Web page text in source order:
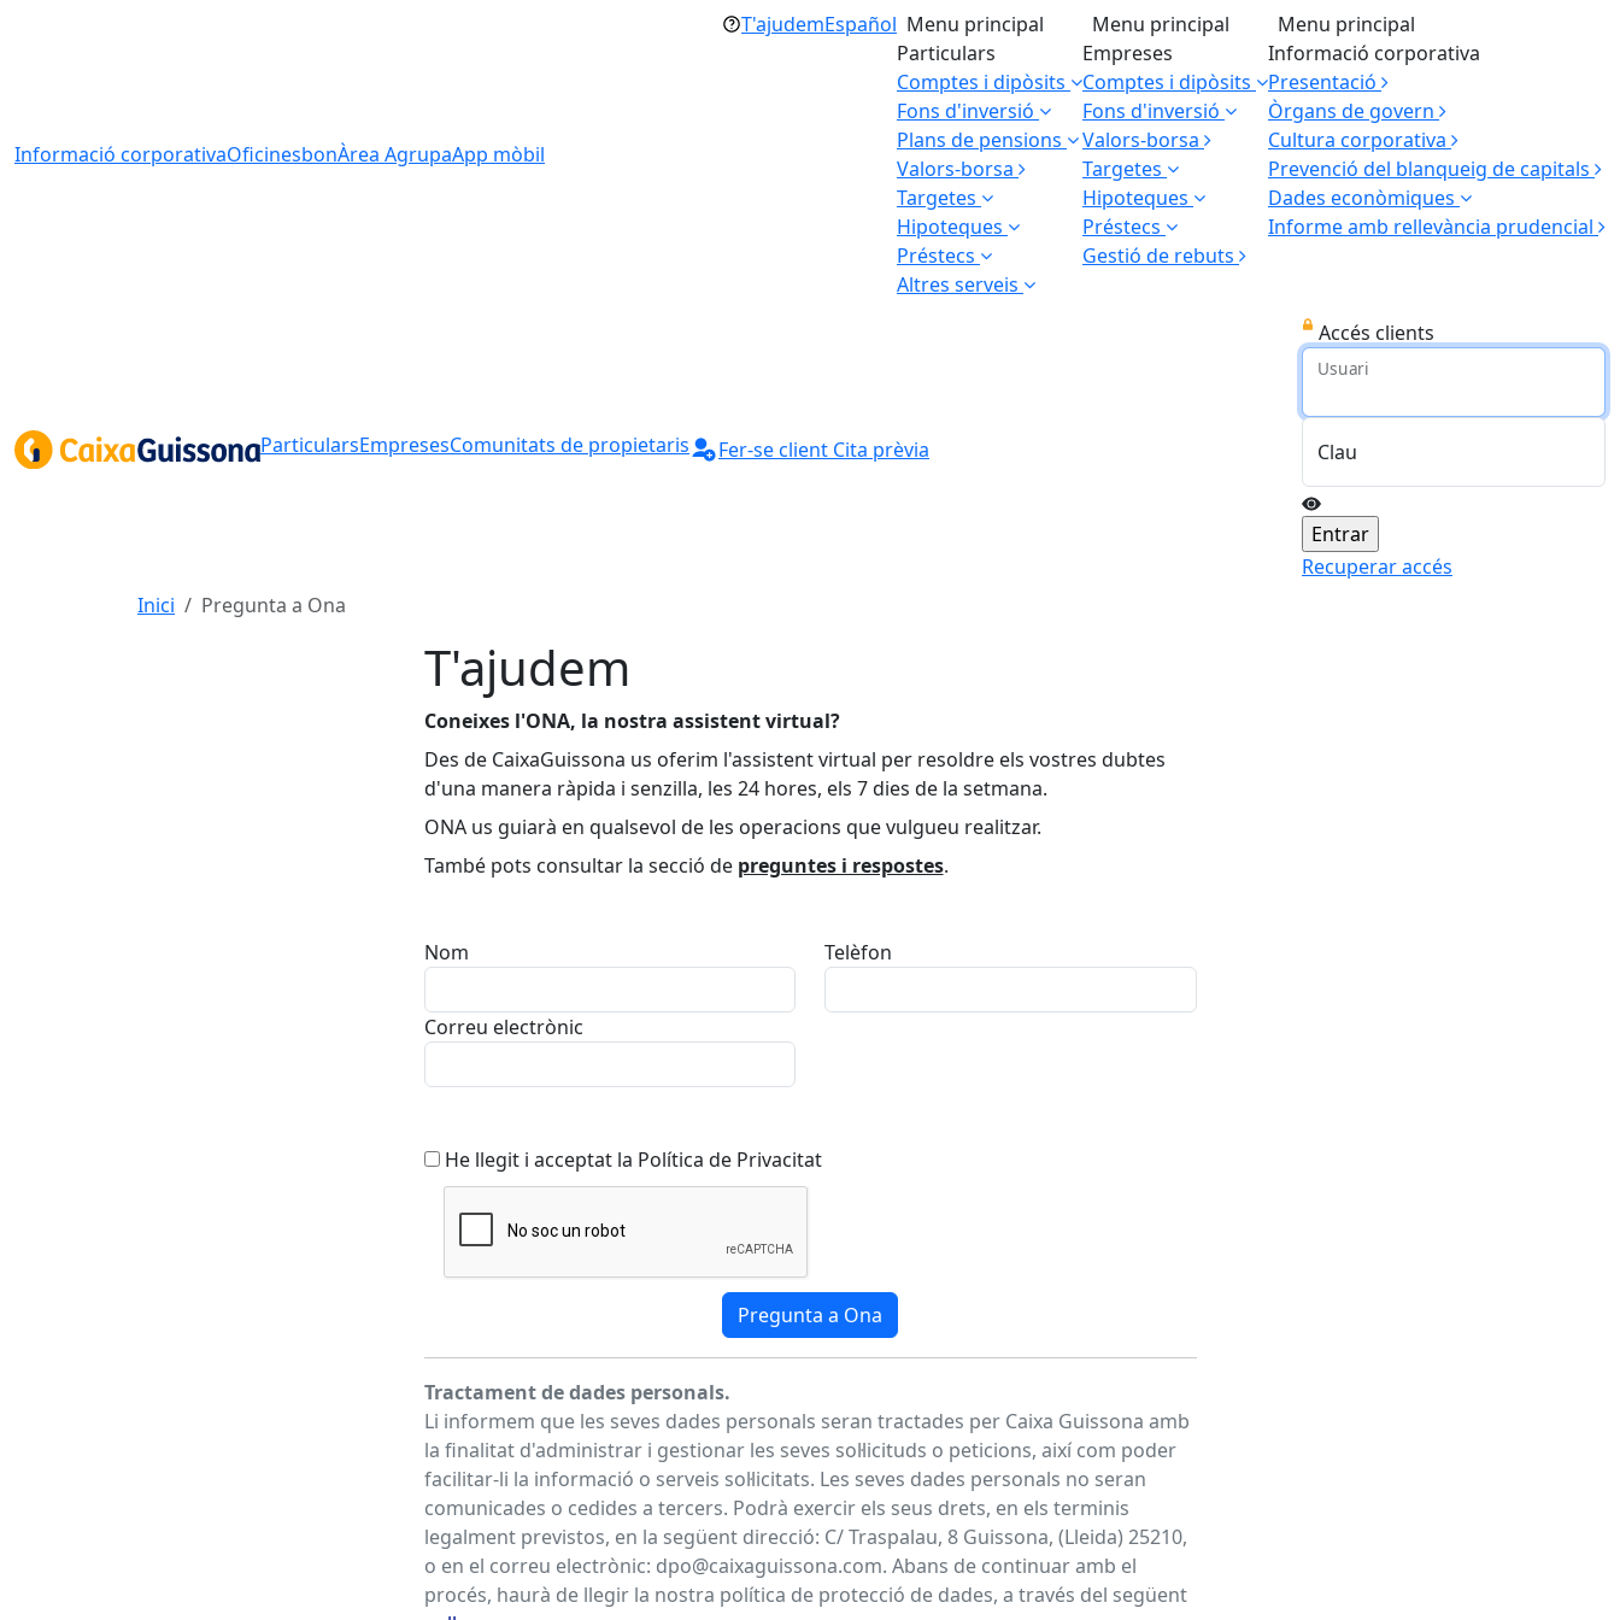
Informació corporativaOficinesbonÀrea AgrupaApp mòbil
T'ajudemEspañol Menu principal
Particulars
Comptes i dipòsits
Fons d'inversió
Plans de pensions
Valors-borsa
Targetes
Hipoteques
Préstecs
Altres serveis
Menu principal
Empreses
Comptes i dipòsits
Fons d'inversió
Valors-borsa
Targetes
Hipoteques
Préstecs
Gestió de rebuts
Menu principal
Informació corporativa
Presentació
Òrgans de govern
Cultura corporativa
Prevenció del blanqueig de capitals
Dades econòmiques
Informe amb rellevància prudencial
ParticularsEmpresesComunitats de propietaris Fer-se client Cita prèvia
Accés clients
Usuari
Clau
Recuperar accés
Inici
Pregunta a Ona
T'ajudem
Coneixes l'ONA, la nostra assistent virtual?
Des de CaixaGuissona us oferim l'assistent virtual per resoldre els vostres dubtes
d'una manera ràpida i senzilla, les 24 hores, els 7 dies de la setmana.
ONA us guiarà en qualsevol de les operacions que vulgueu realitzar.
També pots consultar la secció de preguntes i respostes.
Nom Telèfon
Correu electrònic
He llegit i acceptat la Política de Privacitat
Tractament de dades personals.
Li informem que les seves dades personals seran tractades per Caixa Guissona amb
la finalitat d'administrar i gestionar les seves sol·licituds o peticions, així com poder
facilitar-li la informació o serveis sol·licitats. Les seves dades personals no seran
comunicades o cedides a tercers. Podrà exercir els seus drets, en els terminis
legalment previstos, en la següent direcció: C/ Traspalau, 8 Guissona, (Lleida) 25210,
o en el correu electrònic: dpo@caixaguissona.com. Abans de continuar amb el
procés, haurà de llegir la nostra política de protecció de dades, a través del següent